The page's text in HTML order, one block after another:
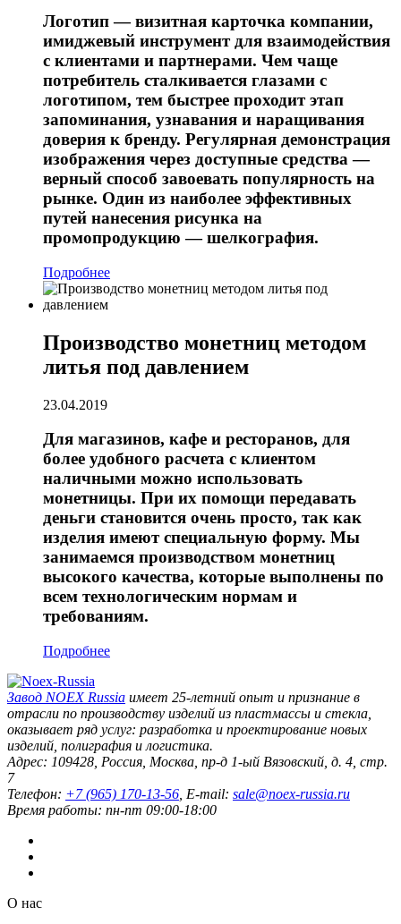
Логотип — визитная карточка компании,
имиджевый инструмент для взаимодействия
с клиентами и партнерами. Чем чаще
потребитель сталкивается глазами с
логотипом, тем быстрее проходит этап
запоминания, узнавания и наращивания
доверия к бренду. Регулярная демонстрация
изображения через доступные средства —
верный способ завоевать популярность на
рынке. Один из наиболее эффективных
путей нанесения рисунка на
промопродукцию — шелкография.
Подробнее
Производство монетниц методом
литья под давлением
23.04.2019
Для магазинов, кафе и ресторанов, для
более удобного расчета с клиентом
наличными можно использовать
монетницы. При их помощи передавать
деньги становится очень просто, так как
изделия имеют специальную форму. Мы
занимаемся производством монетниц
высокого качества, которые выполнены по
всем технологическим нормам и
требованиям.
Подробнее
Завод NOEX Russia имеет 25-летний опыт и признание в
отрасли по производству изделий из пластмассы и стекла,
оказывает ряд услуг: разработка и проектирование новых
изделий, полиграфия и логистика.
Адрес: 109428 Россия Москва пр-д 1-ый Вязовский, д. 4, стр.
7
Телефон: +7 (965) 170-13-56 , E-mail: sale@noex-russia.ru
Время работы: пн-пт 09:00-18:00
О нас